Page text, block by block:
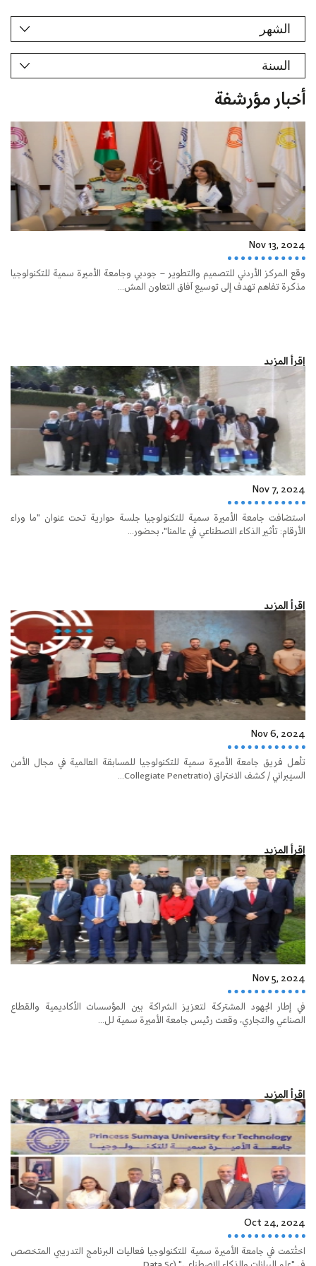
أخبار مؤرشفة
Nov 13, 2024
وقع المركز الأردني للتصميم والتطوير – جودبي وجامعة الأميرة سمية للتكنولوجيا
مذكرة تفاهم تهدف إلى توسيع آفاق التعاون المش...
إقرأ المزيد
Nov 7, 2024
استضافت جامعة الأميرة سمية للتكنولوجيا جلسة حوارية تحت عنوان "ما وراء
الأرقام: تأثير الذكاء الاصطناعي في عالمنا"، بحضور...
إقرأ المزيد
Nov 6, 2024
تأهل فريق جامعة الأميرة سمية للتكنولوجيا للمسابقة العالمية في مجال الأمن
السيبراني / كشف الاختراق (Collegiate Penetratio...
إقرأ المزيد
Nov 5, 2024
في إطار الجهود المشتركة لتعزيز الشراكة بين المؤسسات الأكاديمية والقطاع
الصناعي والتجاري، وقعت رئيس جامعة الأميرة سمية لل...
إقرأ المزيد
Oct 24, 2024
اختُتمت في جامعة الأميرة سمية للتكنولوجيا فعاليات البرنامج التدريبي المتخصص